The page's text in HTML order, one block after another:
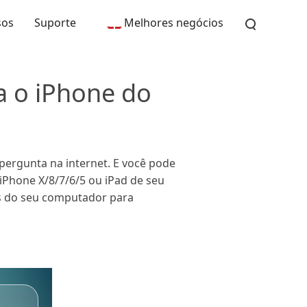
Suporte Melhores negócios
o iPhone do
na internet. E você pode
X/8/7/6/5 ou iPad de seu
do seu computador para